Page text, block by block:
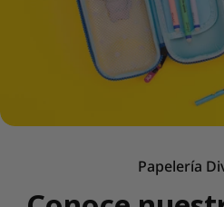
Papelería